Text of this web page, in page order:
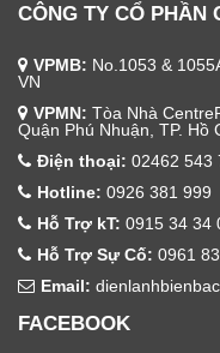
CÔNG TY CỔ PHẦN
VPMB: No.1053 &
VN
VPMN: Tòa Nhà
Quận Phú Nhuận, TP. Hồ
Điện thoại: 02462 543
Hotline: 0926 381 999
Hỗ Trợ kT: 0915 34 34
Hỗ Trợ Sự Cố: 0961
Email:
FACEBOOK